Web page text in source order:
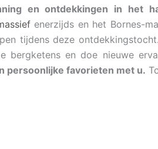
en ontdekkingen in het
enerzijds en het Bornes-
tijdens deze
bergketens en doe nieuwe
persoonlijke favorieten met u.